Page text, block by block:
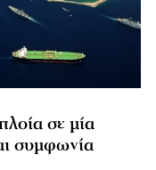
σε μία
συμφωνία